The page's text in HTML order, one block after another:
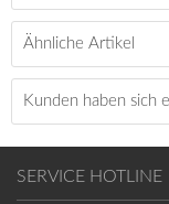
Ähnliche Artikel
Kunden haben sich
SERVICE HOTLINE